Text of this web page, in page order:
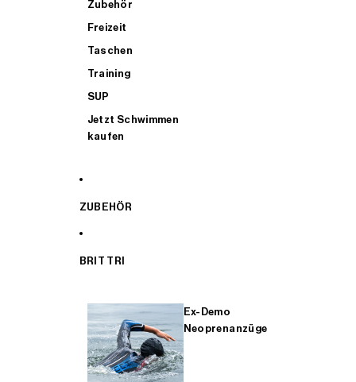
Zubehör
Freizeit
Taschen
Training
SUP
Jetzt Schwimmen
kaufen
ZUBEHÖR
BRIT TRI
Ex-Demo
Neoprenanzüge